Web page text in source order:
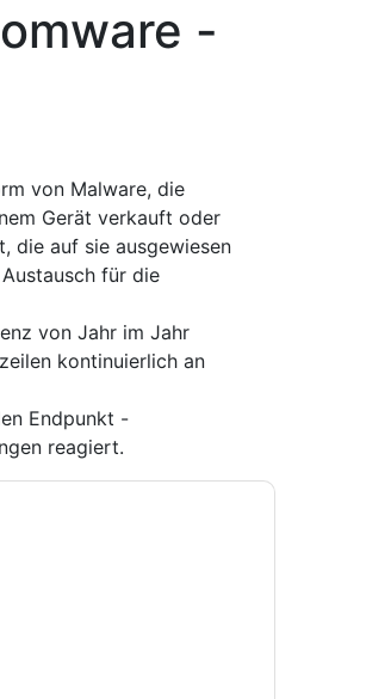
-
von Malware, die
Gerät verkauft oder
die auf sie ausgewiesen
für die
von Jahr im Jahr
kontinuierlich an
Endpunkt -
reagiert.